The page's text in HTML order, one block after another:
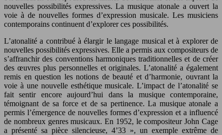
nouvelles possibilités expressives. La musique atonale a ouvert la
voie à de nouvelles formes d’expression musicale. Les musiciens
contemporains continuent d’explorer ces possibilités.
L’atonalité a contribué à élargir le langage musical et à explorer de
nouvelles possibilités expressives. Elle a permis aux compositeurs de
s’affranchir des conventions harmoniques traditionnelles et de créer
des œuvres plus personnelles et originales. L’atonalité a également
remis en question les notions de beauté et d’harmonie, ouvrant la
voie à une nouvelle esthétique musicale. L’impact de l’atonalité se
fait sentir encore aujourd’hui dans la musique contemporaine,
témoignant de sa force et de sa pertinence. La musique atonale a
permis l’émergence de nouvelles formes d’expression et a influencé
de nombreux genres musicaux. En 1952, le compositeur John Cage
a présenté sa pièce silencieuse, 4’33 », un exemple extrême de